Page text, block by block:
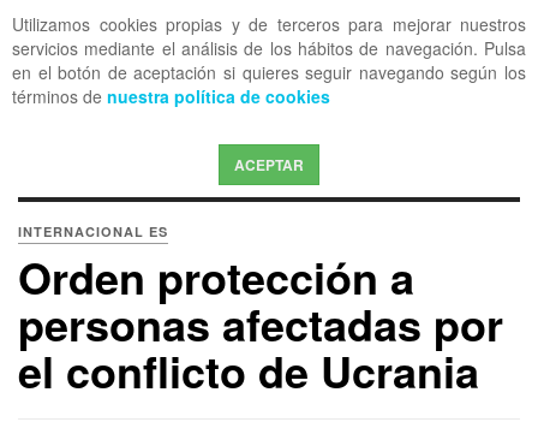
Utilizamos cookies propias y de terceros para mejorar nuestros
servicios mediante el análisis de los hábitos de navegación. Pulsa
en el botón de aceptación si quieres seguir navegando según los
términos de nuestra política de cookies
ACEPTAR
OFF CANVAS
INTERNACIONAL ES
Orden protección a
personas afectadas por
el conflicto de Ucrania